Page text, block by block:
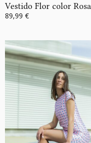
Vestido Flor color Rosa
89,99 €